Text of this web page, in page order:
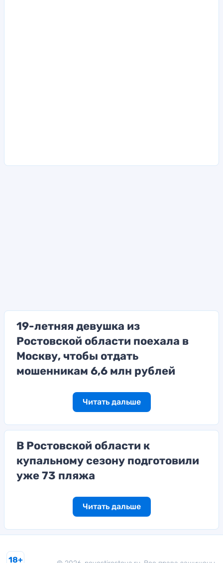
19-летняя девушка из
Ростовской области поехала в
Москву, чтобы отдать
мошенникам 6,6 млн рублей
Читать дальше
В Ростовской области к
купальному сезону подготовили
уже 73 пляжа
Читать дальше
18+